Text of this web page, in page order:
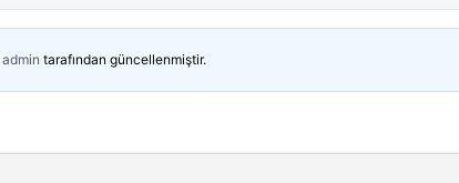
admin tarafından güncellenmiştir.